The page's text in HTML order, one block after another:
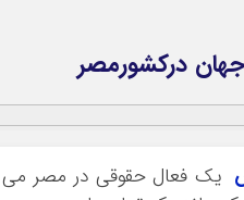
درکشورمصر
یک فعال حقوقی در مصر می